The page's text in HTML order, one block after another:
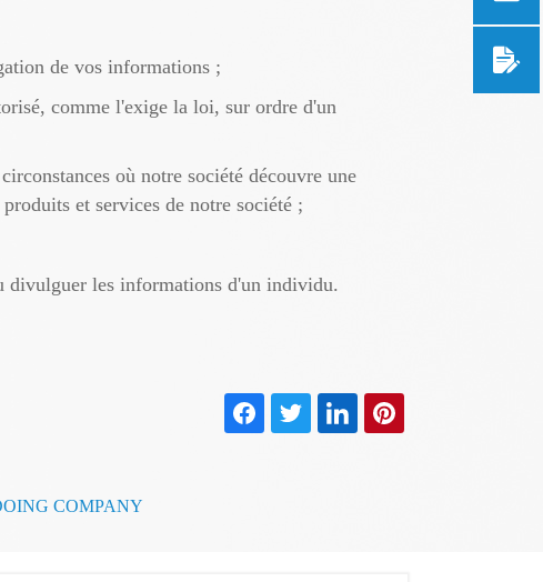
de vos informations ;
comme l'exige la loi, sur ordre d'un
où notre société découvre une
et services de notre société ;
divulguer les informations d'un individu.
COMPANY